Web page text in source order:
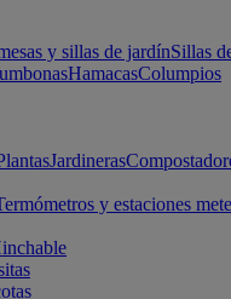
y sillas de jardínSillas
HamacasColumpios
Jardineras
y estaciones